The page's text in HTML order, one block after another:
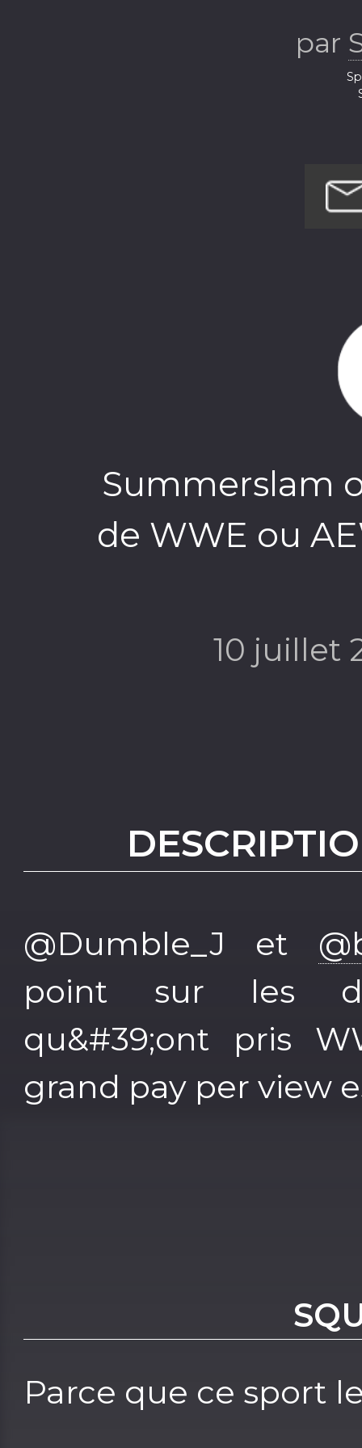
par
Summerslam
de WWE ou
10 juillet
@Dumble_J et
point sur les
qu&#39;ont pris
grand pay per view
Parce que ce sport